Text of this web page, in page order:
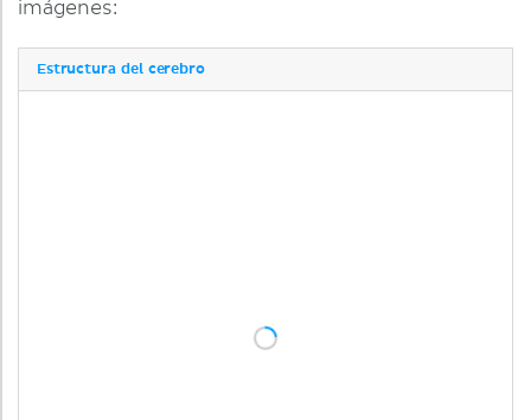
imágenes:
Estructura del cerebro